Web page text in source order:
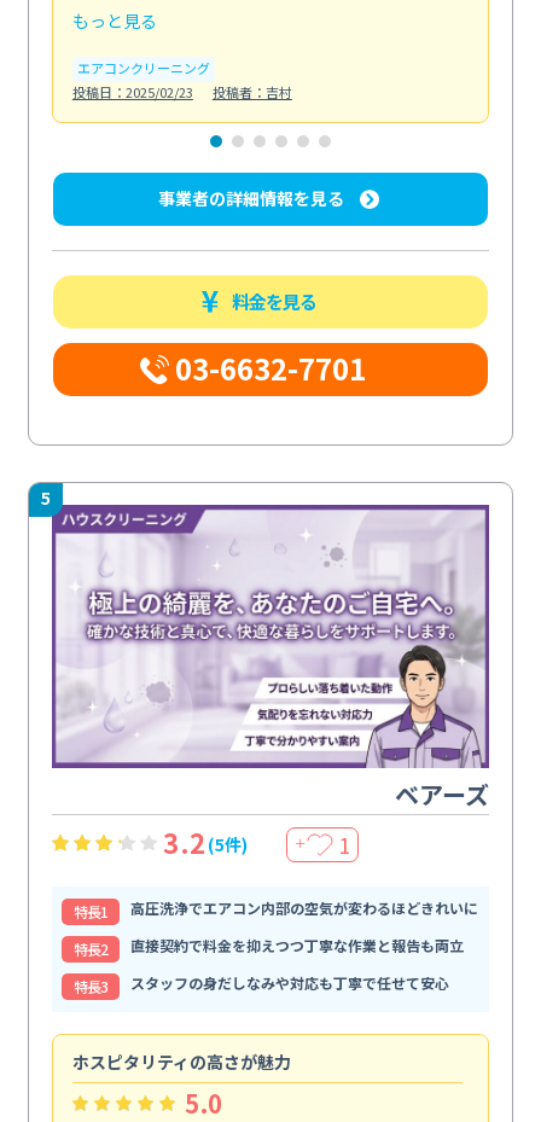
もっと見る
エアコンクリーニング
投稿日：2025/02/23
投稿者：吉村
事業者の詳細情報を見る
料金を見る
03-6632-7701
5
ベアーズ
3.2 (5件) ＋ 1
特⻑1
高圧洗浄でエアコン内部の空気が変わるほどきれいに
特⻑2
直接契約で料金を抑えつつ丁寧な作業と報告も両立
特⻑3
スタッフの身だしなみや対応も丁寧で任せて安心
ホスピタリティの高さが魅力
5.0